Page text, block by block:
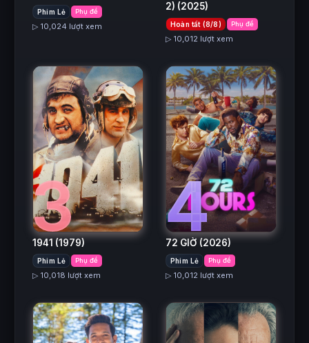
Phim Lẻ Phụ đề
▷ 10,024 lượt xem
2) (2025)
Hoàn tất (8/8) Phụ đề
▷ 10,012 lượt xem
3
1941 (1979)
Phim Lẻ Phụ đề
▷ 10,018 lượt xem
4
72 GIỜ (2026)
Phim Lẻ Phụ đề
▷ 10,012 lượt xem